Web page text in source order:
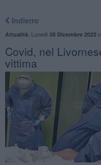
Indietro
Attualità Lunedì 05 Dicembre 2022
Covid, nel
vittima